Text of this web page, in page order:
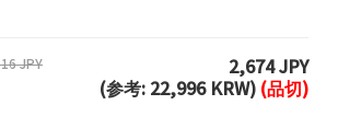
JPY
2,674 JPY
(参考: 22,996 KRW) (品切)